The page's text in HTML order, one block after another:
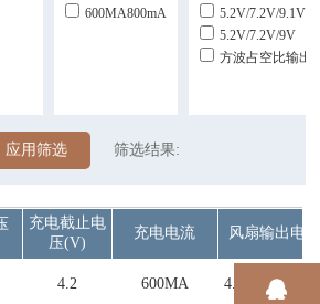
600MA800mA
5.2V/7.2V/9.1V
5.2V/7.2V/9V
方波占空比输出
应用筛选 筛选结果:
充电截止电
压(V)
充电电流 风扇输出电压
4.2 600MA 4.5V/5.4V/